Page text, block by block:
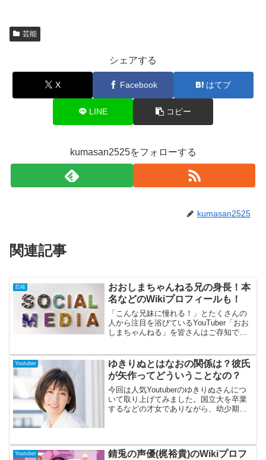
芸能
シェアする
X Facebook はてブ
LINE コピー
kumasan2525をフォローする
kumasan2525
関連記事
芸能
おおしまちゃんねる兄の身長！本
名などのWikiプロフィールも！
「こんな兄妹に憧れる！」とたくさんの
人から注目を浴びているYouTuber「おお
しまちゃんねる」を皆さんはご存知です
くらさんで成っているYouTuberなのです
が、今回はお兄さんであるしゅんさんに
照準を当ててプロフィールに迫っていき
たいと思います！
Youtuber
ゆきりぬとはなおの関係は？彼氏
が矢作ってどういうことなの？
今回は人気Youtuberのゆきりぬさんにつ
いて取り上げてみました。国立大を卒業
するなどの才女でありながら、幼少期か
っても、過...
Youtuber
錆兎の声優(梶裕貴)のWikiプロフ